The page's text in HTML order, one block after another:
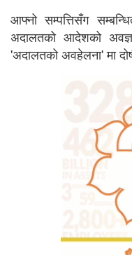
आफ्नो सम्पत्तिसँग
अदालतको आदेशको
'अदालतको अवहेलना' मा